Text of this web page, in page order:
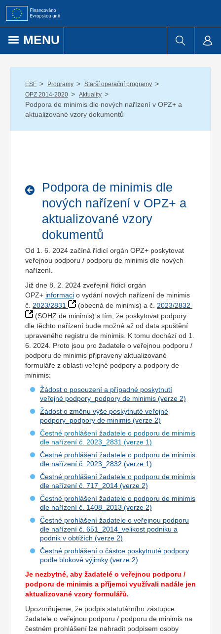
Přejít k obsahu
MENU
ESF / Programy / Starší operační programy /
OPZ 2014-2020 / Aktuality /
Podpora de minimis dle nových nařízení v OPZ+ a
aktualizované vzory dokumentů
Podpora de minimis dle
nových nařízení v OPZ+ a
aktualizované vzory
dokumentů
Od 1. 6. 2024 začíná řídicí orgán OPZ+ poskytovat
veřejnou podporu / podporu de minimis dle nových
nařízení.
Již dne 8. 2. 2024 zveřejnil řídicí orgán
OPZ+ informaci o vydání nových nařízení de minimis
č. 2023/2831 (obecná de minimis) a č. 2023/2832
(SOHZ de minimis) s tím, že poskytovat podpory
dle těchto nařízení bude možné až od data spuštění
upraveného registru de minimis. K tomu dochází od 1.
6. 2024. Proto jsou pro žadatele o veřejnou podporu /
podporu de minimis připraveny aktualizované
formuláře z oblasti veřejné podpory a podpory de
minimis:
Žádost o posouzení a případné poskytnutí
veřejné podpory_podpory de minimis (verze 2)
Žádost o změnu výše poskytnuté veřejné
podpory_podpory de minimis (verze 2)
Čestné prohlášení žadatele o podporu de minimis
dle nařízení č. 2023_2831 (verze 1)
Čestné prohlášení žadatele o podporu de minimis
dle nařízení č. 2023_2832 (verze 1)
Čestné prohlášení žadatele o podporu de minimis
dle nařízení č. 717_2014 (verze 2)
Čestné prohlášení žadatele o podporu de minimis
dle nařízení č. 1408_2013 (verze 2)
Čestné prohlášení žadatele o veřejnou podporu
dle nařízení č. 651_2014_velikost podniku a
podnik v obtížích (verze 2)
Čestné prohlášení o částce poskytnuté podpory
podle blokové výjimky (verze 2)
Je nezbytné, aby žadatelé o veřejnou podporu /
podporu de minimis a příjemci využívali nadále jen
aktualizované vzory formulářů.
Upozorňujeme, že podpis statutárního zástupce
žadatele o veřejnou podporu / podporu de minimis na
čestném prohlášení lze nahradit podpisem osoby